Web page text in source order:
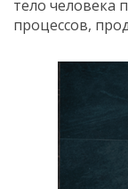
тело человека
процессов,